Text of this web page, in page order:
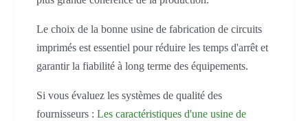
Le choix de la bonne usine de fabrication de circuits
imprimés est essentiel pour réduire les temps d'arrêt et
garantir la fiabilité à long terme des équipements.
Si vous évaluez les systèmes de qualité des
fournisseurs : Les caractéristiques d'une usine de